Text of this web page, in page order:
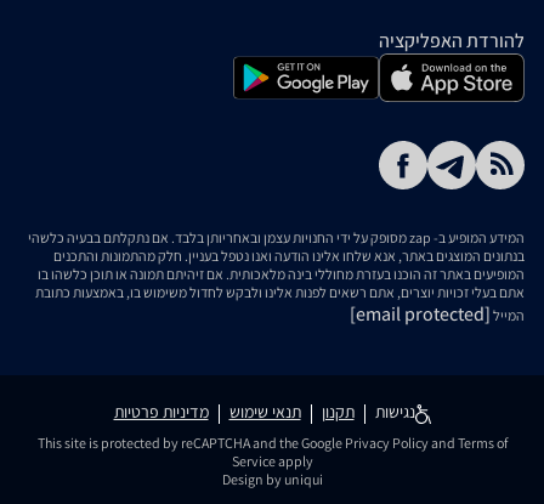
להורדת האפליקציה
המידע המופיע ב- zap מסופק על ידי החנויות עצמן ובאחריותן בלבד. אם נתקלתם בבעיה כלשהי
בנתונים המוצגים באתר, אנא שלחו אלינו הודעה ואנו נטפל בעניין. חלק מהתמונות והתכנים
המופיעים באתר זה הוכנו בעזרת מחוללי בינה מלאכותית. אם זיהיתם תמונה או תוכן כלשהו בו
אתם בעלי זכויות יוצרים, אתם רשאים לפנות אלינו ולבקש לחדול משימוש בו, באמצעות כתובת
המייל [email protected]
נגישות תקנון תנאי שימוש מדיניות פרטיות
This site is protected by reCAPTCHA and the Google Privacy Policyand Terms of
Serviceapply
Design by uniqui